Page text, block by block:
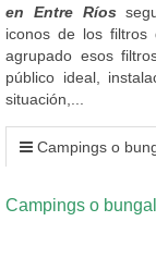
en Entre Ríos
iconos de los filtros
agrupado esos
público ideal,
situación,...
Campings o
Campings o